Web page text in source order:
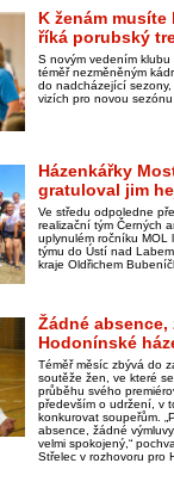
K ženám
říká porubský
S novým vedením
téměř nezměněným
do nadcházející
vizích pro novou
Házenkářky
gratuloval jim
Ve středu odpoledne
realizační tým Černých
uplynulém ročníku MOL
týmu do Ústí nad
kraje Oldřichem
Žádné absence,
Hodonínské
Téměř měsíc zbývá do
soutěže žen, ve které
průběhu svého
především o udržení, v
konkurovat soupeřům.
absence, žádné
velmi spokojený,“
Střelec v rozhovoru pro